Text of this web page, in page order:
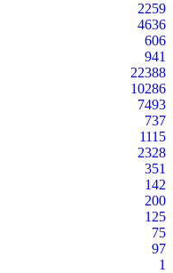
2259
4636
606
941
22388
10286
7493
737
1115
2328
351
142
200
125
75
97
1